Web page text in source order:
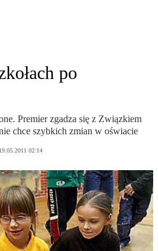
po
Premier zgadza się z Związkiem
chce szybkich zmian w oświacie
19.05.2011 02:14